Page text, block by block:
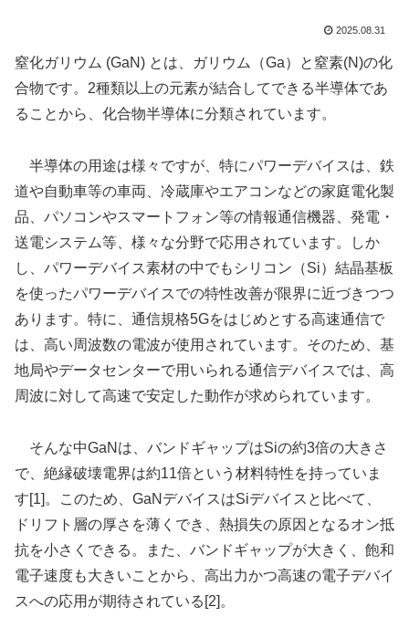
2025.08.31
窒化ガリウム (GaN) とは、ガリウム（Ga）と窒素(N)の化
合物です。2種類以上の元素が結合してできる半導体であ
ることから、化合物半導体に分類されています。
半導体の用途は様々ですが、特にパワーデバイスは、鉄
道や自動車等の車両、冷蔵庫やエアコンなどの家庭電化製
品、パソコンやスマートフォン等の情報通信機器、発電・
送電システム等、様々な分野で応用されています。しか
し、パワーデバイス素材の中でもシリコン（Si）結晶基板
を使ったパワーデバイスでの特性改善が限界に近づきつつ
あります。特に、通信規格5Gをはじめとする高速通信で
は、高い周波数の電波が使用されています。そのため、基
地局やデータセンターで用いられる通信デバイスでは、高
周波に対して高速で安定した動作が求められています。
そんな中GaNは、バンドギャップはSiの約3倍の大きさ
で、絶縁破壊電界は約11倍という材料特性を持っていま
す[1]。このため、GaNデバイスはSiデバイスと比べて、
ドリフト層の厚さを薄くでき、熱損失の原因となるオン抵
抗を小さくできる。また、バンドギャップが大きく、飽和
電子速度も大きいことから、高出力かつ高速の電子デバイ
スへの応用が期待されている[2]。